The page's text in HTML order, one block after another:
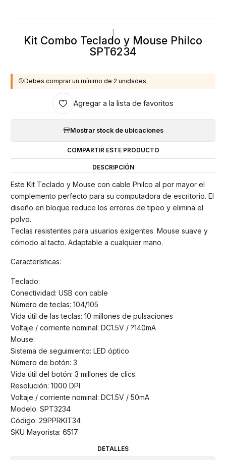
Kit Combo Teclado y Mouse Philco
SPT6234
Debes comprar un mínimo de 2 unidades
Agregar a la lista de favoritos
Mostrar stock de ubicaciones
COMPARTIR ESTE PRODUCTO
DESCRIPCIÓN
Este Kit Teclado y Mouse con cable Philco al por mayor el
complemento perfecto para su computadora de escritorio. El
diseño en bloque reduce los errores de tipeo y elimina el
polvo.
Teclas resistentes para usuarios exigentes. Mouse suave y
cómodo al tacto. Adaptable a cualquier mano.
Características:
Teclado:
Conectividad: USB con cable
Número de teclas: 104/105
Vida útil de las teclas: 10 millones de pulsaciones
Voltaje / corriente nominal: DC1.5V / ?140mA
Mouse:
Sistema de seguimiento: LED óptico
Número de botón: 3
Vida útil del botón: 3 millones de clics.
Resolución: 1000 DPI
Voltaje / corriente nominal: DC1.5V / 50mA
Modelo: SPT3234
Código: 29PPRKIT34
SKU Mayorista: 6517
DETALLES